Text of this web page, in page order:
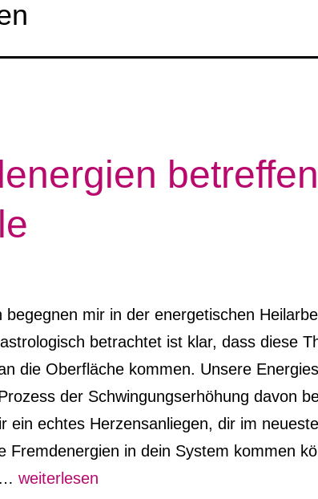
betreffen
begegnen mir in der energetischen
betrachtet ist klar, dass diese
die Oberfläche kommen. Unsere
der Schwingungserhöhung davon
ein echtes Herzensanliegen, dir im
Fremdenergien in dein System kommen
Fremdenergien
weiterlesen